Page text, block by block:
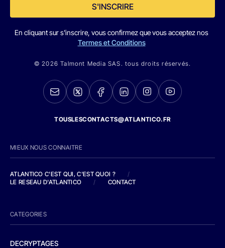
S'INSCRIRE
En cliquant sur s'inscrire, vous confirmez que vous acceptez nos
Termes et Conditions
© 2026 Talmont Media SAS. tous droits réservés.
TOUSLESCONTACTS@ATLANTICO.FR
MIEUX NOUS CONNAITRE
ATLANTICO C'EST QUI, C'EST QUOI ?
/
LE RESEAU D'ATLANTICO
/ CONTACT
CATEGORIES
DECRYPTAGES